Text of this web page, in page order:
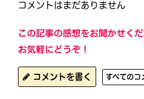
コメントはまだありません
この記事の感想をお聞かせくだ
お気軽にどうぞ！
コメントを書く すべてのコ